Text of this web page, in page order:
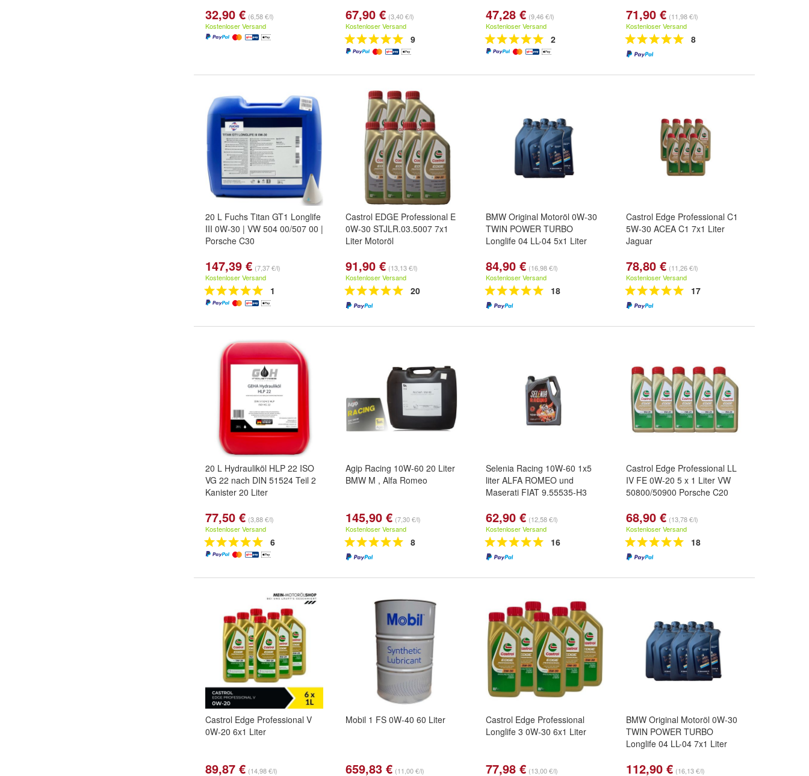
32,90 € (6,58 €/l)
Kostenloser Versand
67,90 € (3,40 €/l)
Kostenloser Versand
9
47,28 € (9,46 €/l)
Kostenloser Versand
2
71,90 € (11,98 €/l)
Kostenloser Versand
8
20 L Fuchs Titan GT1 Longlife
III 0W-30 | VW 504 00/507 00 |
Porsche C30
147,39 € (7,37 €/l)
Kostenloser Versand
1
Castrol EDGE Professional E
0W-30 STJLR.03.5007 7x1
Liter Motoröl
91,90 € (13,13 €/l)
Kostenloser Versand
20
BMW Original Motoröl 0W-30
TWIN POWER TURBO
Longlife 04 LL-04 5x1 Liter
84,90 € (16,98 €/l)
Kostenloser Versand
18
Castrol Edge Professional C1
5W-30 ACEA C1 7x1 Liter
Jaguar
78,80 € (11,26 €/l)
Kostenloser Versand
17
20 L Hydrauliköl HLP 22 ISO
VG 22 nach DIN 51524 Teil 2
Kanister 20 Liter
77,50 € (3,88 €/l)
Kostenloser Versand
6
Agip Racing 10W-60 20 Liter
BMW M , Alfa Romeo
145,90 € (7,30 €/l)
Kostenloser Versand
8
Selenia Racing 10W-60 1x5
liter ALFA ROMEO und
Maserati FIAT 9.55535-H3
62,90 € (12,58 €/l)
Kostenloser Versand
16
Castrol Edge Professional LL
IV FE 0W-20 5 x 1 Liter VW
50800/50900 Porsche C20
68,90 € (13,78 €/l)
Kostenloser Versand
18
Castrol Edge Professional V
0W-20 6x1 Liter
89,87 € (14,98 €/l)
Mobil 1 FS 0W-40 60 Liter
659,83 € (11,00 €/l)
Castrol Edge Professional
Longlife 3 0W-30 6x1 Liter
77,98 € (13,00 €/l)
BMW Original Motoröl 0W-30
TWIN POWER TURBO
Longlife 04 LL-04 7x1 Liter
112,90 € (16,13 €/l)